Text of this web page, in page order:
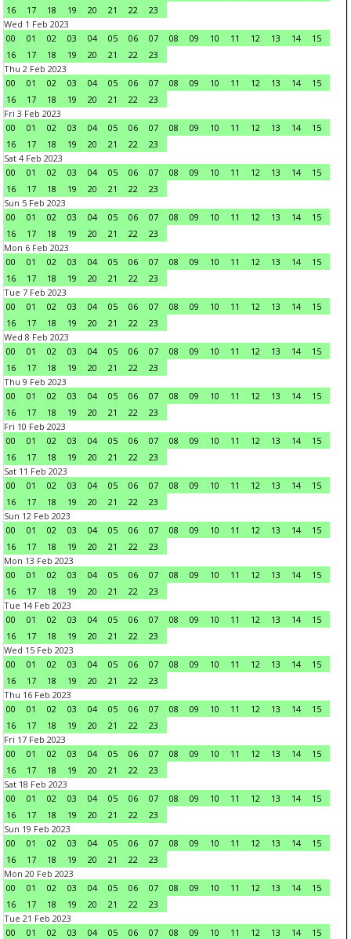
16
17 18 19 20 21 22
23
Wed 1 Feb 2023
00
01 02 03 04 05 06 07 08 09 10 11 12 13 14
15
16
17 18 19 20 21 22
23
Thu 2 Feb 2023
00
01 02 03 04 05 06 07 08 09 10 11 12 13 14
15
16
17 18 19 20 21 22
23
Fri 3 Feb 2023
00
01 02 03 04 05 06 07 08 09 10 11 12 13 14
15
16
17 18 19 20 21 22
23
Sat 4 Feb 2023
00
01 02 03 04 05 06 07 08 09 10 11 12 13 14
15
16
17 18 19 20 21 22
23
Sun 5 Feb 2023
00
01 02 03 04 05 06 07 08 09 10 11 12 13 14
15
16
17 18 19 20 21 22
23
Mon 6 Feb 2023
00
01 02 03 04 05 06 07 08 09 10 11 12 13 14
15
16
17 18 19 20 21 22
23
Tue 7 Feb 2023
00
01 02 03 04 05 06 07 08 09 10 11 12 13 14
15
16
17 18 19 20 21 22
23
Wed 8 Feb 2023
00
01 02 03 04 05 06 07 08 09 10 11 12 13 14
15
16
17 18 19 20 21 22
23
Thu 9 Feb 2023
00
01 02 03 04 05 06 07 08 09 10 11 12 13 14
15
16
17 18 19 20 21 22
23
Fri 10 Feb 2023
00
01 02 03 04 05 06 07 08 09 10 11 12 13 14
15
16
17 18 19 20 21 22
23
Sat 11 Feb 2023
00
01 02 03 04 05 06 07 08 09 10 11 12 13 14
15
16
17 18 19 20 21 22
23
Sun 12 Feb 2023
00
01 02 03 04 05 06 07 08 09 10 11 12 13 14
15
16
17 18 19 20 21 22
23
Mon 13 Feb 2023
00
01 02 03 04 05 06 07 08 09 10 11 12 13 14
15
16
17 18 19 20 21 22
23
Tue 14 Feb 2023
00
01 02 03 04 05 06 07 08 09 10 11 12 13 14
15
16
17 18 19 20 21 22
23
Wed 15 Feb 2023
00
01 02 03 04 05 06 07 08 09 10 11 12 13 14
15
16
17 18 19 20 21 22
23
Thu 16 Feb 2023
00
01 02 03 04 05 06 07 08 09 10 11 12 13 14
15
16
17 18 19 20 21 22
23
Fri 17 Feb 2023
00
01 02 03 04 05 06 07 08 09 10 11 12 13 14
15
16
17 18 19 20 21 22
23
Sat 18 Feb 2023
00
01 02 03 04 05 06 07 08 09 10 11 12 13 14
15
16
17 18 19 20 21 22
23
Sun 19 Feb 2023
00
01 02 03 04 05 06 07 08 09 10 11 12 13 14
15
16
17 18 19 20 21 22
23
Mon 20 Feb 2023
00
01 02 03 04 05 06 07 08 09 10 11 12 13 14
15
16
17 18 19 20 21 22
23
Tue 21 Feb 2023
00
01 02 03 04 05 06 07 08 09 10 11 12 13 14
15